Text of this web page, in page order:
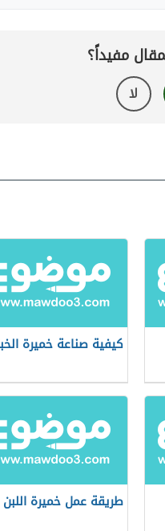
مفيداً؟
لا
كيفية صناعة خميرة
طريقة عمل خميرة اللبن